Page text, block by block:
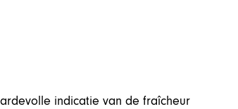
indicatie van de fraîcheur